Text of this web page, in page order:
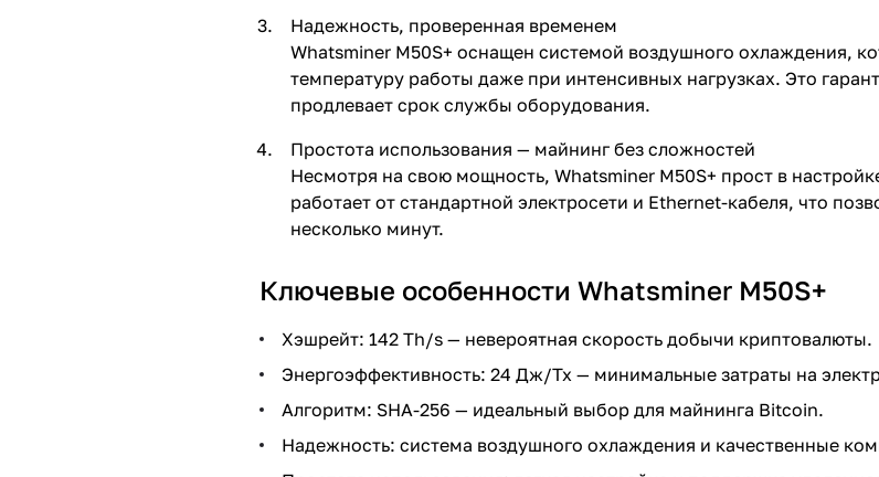
Надежность, проверенная временем
Whatsminer M50S+ оснащен системой воздушного охлаждения,
температуру работы даже при интенсивных нагрузках. Это
продлевает срок службы оборудования.
Простота использования — майнинг без сложностей
Несмотря на свою мощность, Whatsminer M50S+ прост в
работает от стандартной электросети и Ethernet-кабеля, что
несколько минут.
Ключевые особенности Whatsminer M50S+
Хэшрейт: 142 Th/s — невероятная скорость добычи криптовалюты.
Энергоэффективность: 24 Дж/Тх — минимальные затраты на
Алгоритм: SHA-256 — идеальный выбор для майнинга Bitcoin.
Надежность: система воздушного охлаждения и качественные